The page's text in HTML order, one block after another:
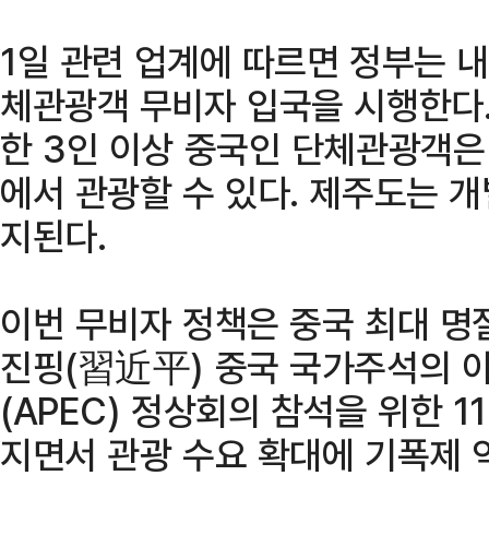
1일 관련 업계에 따르면 정부는
체관광객 무비자 입국을 시행한
한 3인 이상 중국인 단체관광객
에서 관광할 수 있다. 제주도는
지된다.
이번 무비자 정책은 중국 최대
진핑(習近平) 중국 국가주석의
(APEC) 정상회의 참석을 위한
지면서 관광 수요 확대에 기폭제